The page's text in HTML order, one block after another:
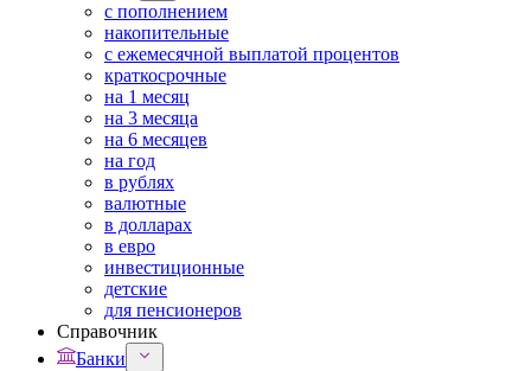
с пополнением
накопительные
с ежемесячной выплатой процентов
краткосрочные
на 1 месяц
на 3 месяца
на 6 месяцев
на год
в рублях
валютные
в долларах
в евро
инвестиционные
детские
для пенсионеров
Справочник
Банки